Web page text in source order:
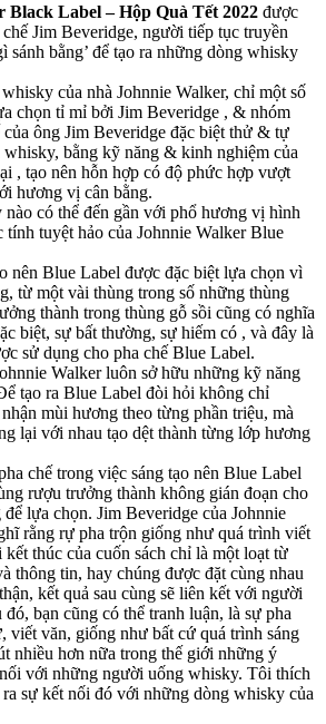
Label – Hộp Quà Tết 2022 được
Jim Beveridge, người tiếp tục truyền
sánh bằng’ để tạo ra những dòng whisky
của nhà Johnnie Walker, chỉ một số
chọn tỉ mỉ bởi Jim Beveridge , & nhóm
của ông Jim Beveridge đặc biệt thử & tự
bằng kỹ năng & kinh nghiệm của
, tạo nên hỗn hợp có độ phức hợp vượt
hương vị cân bằng.
có thể đến gần với phổ hương vị hình
tính tuyệt hảo của Johnnie Walker Blue
nên Blue Label được đặc biệt lựa chọn vì
từ một vài thùng trong số những thùng
thành trong thùng gỗ sồi cũng có nghĩa
biệt, sự bất thường, sự hiếm có , và đây là
sử dụng cho pha chế Blue Label.
Walker luôn sở hữu những kỹ năng
tạo ra Blue Label đòi hỏi không chỉ
mùi hương theo từng phần triệu, mà
lại với nhau tạo dệt thành từng lớp hương
chế trong việc sáng tạo nên Blue Label
rượu trưởng thành không gián đoạn cho
để lựa chọn. Jim Beveridge của Johnnie
rằng rự pha trộn giống như quá trình viết
kết thúc của cuốn sách chỉ là một loạt từ
thông tin, hay chúng được đặt cùng nhau
kết quả sau cùng sẽ liên kết với người
bạn cũng có thể tranh luận, là sự pha
viết văn, giống như bất cứ quá trình sáng
nhiều hơn nữa trong thế giới những ý
với những người uống whisky. Tôi thích
sự kết nối đó với những dòng whisky của